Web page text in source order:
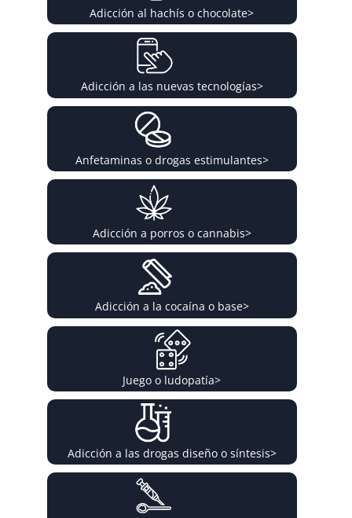
Adicción al hachís o chocolate>
Adicción a las nuevas tecnologías>
Anfetaminas o drogas estimulantes>
Adicción a porros o cannabis>
Adicción a la cocaína o base>
Juego o ludopatía>
Adicción a las drogas diseño o síntesis>